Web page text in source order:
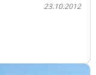
23.10.2012